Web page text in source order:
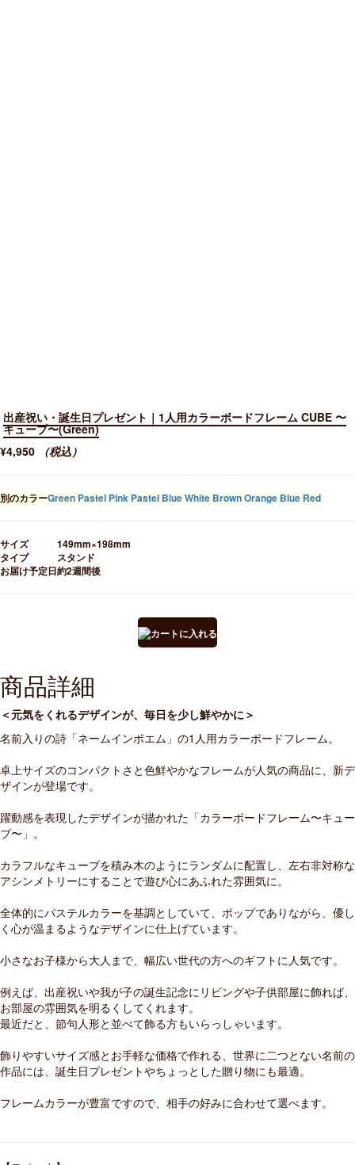
出産祝い・誕生日プレゼント｜1人用カラーボードフレーム CUBE 〜
キューブ〜(Green)
¥4,950
（税込）
別のカラーGreen Pastel Pink Pastel BlueWhite BrownOrange Blue Red
サイズ
149mm×198mm
タイプ
スタンド
お届け予定日約2週間後
商品詳細
＜元気をくれるデザインが、毎日を少し鮮やかに＞
名前入りの詩「ネームインポエム」の1人用カラーボードフレーム。
卓上サイズのコンパクトさと色鮮やかなフレームが人気の商品に、新デ
ザインが登場です。
躍動感を表現したデザインが描かれた「カラーボードフレーム〜キュー
ブ〜」。
カラフルなキューブを積み木のようにランダムに配置し、左右非対称な
アシンメトリーにすることで遊び心にあふれた雰囲気に。
全体的にパステルカラーを基調としていて、ポップでありながら、優し
く心が温まるようなデザインに仕上げています。
小さなお子様から大人まで、幅広い世代の方へのギフトに人気です。
例えば、出産祝いや我が子の誕生記念にリビングや子供部屋に飾れば、
お部屋の雰囲気を明るくしてくれます。
最近だと、節句人形と並べて飾る方もいらっしゃいます。
飾りやすいサイズ感とお手軽な価格で作れる、世界に二つとない名前の
作品には、誕生日プレゼントやちょっとした贈り物にも最適。
フレームカラーが豊富ですので、相手の好みに合わせて選べます。